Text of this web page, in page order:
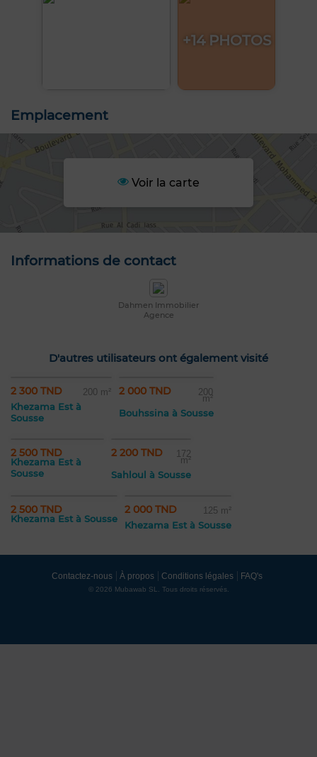
+14 PHOTOS
Emplacement
Voir la carte
Informations de contact
Dahmen Immobilier
Agence
D'autres utilisateurs ont également visité
2 300 TND 200 m²
Khezama Est à
Sousse
2 000 TND 200
m²
Bouhssina à Sousse
2 500 TND
Khezama Est à
Sousse
2 200 TND 172
m²
Sahloul à Sousse
2 500 TND
Khezama Est à Sousse
2 000 TND 125 m²
Khezama Est à Sousse
Contactez-nous À propos Conditions légales FAQ's
© 2026 Mubawab SL. Tous droits réservés.